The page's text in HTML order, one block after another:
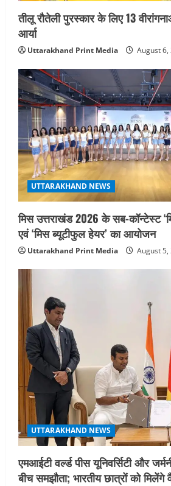
तीलू रौतेली पुरस्कार के लिए 13
आर्या
Uttarakhand Print Media August 6,
UTTARAKHAND NEWS
मिस उत्तराखंड 2026 के सब-कॉन्टेस्ट
एवं ‘मिस ब्यूटीफुल हेयर’ का आयोजन
Uttarakhand Print Media August 5,
UTTARAKHAND NEWS
एमआईटी वर्ल्ड पीस यूनिवर्सिटी और
बीच समझौता; भारतीय छात्रों को